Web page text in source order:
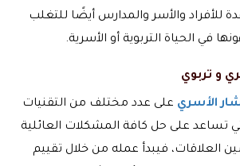
للأفراد والأسر والمدارس أيضًا للتغلب
في الحياة التربوية أو الأسرية.
و تربوي
الأسري على عدد مختلف من التقنيات
تساعد على حل كافة المشكلات العائلية
العلاقات، فيبدأ عمله من خلال تقييم